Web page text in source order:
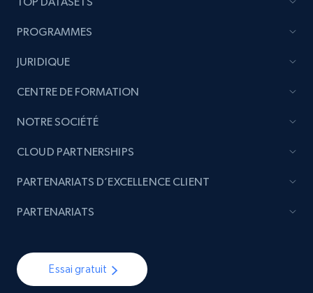
PROGRAMMES
JURIDIQUE
CENTRE DE FORMATION
NOTRE SOCIÉTÉ
Essai gratuit
CLOUD PARTNERSHIPS
PARTENARIATS D’EXCELLENCE CLIENT
PARTENARIATS